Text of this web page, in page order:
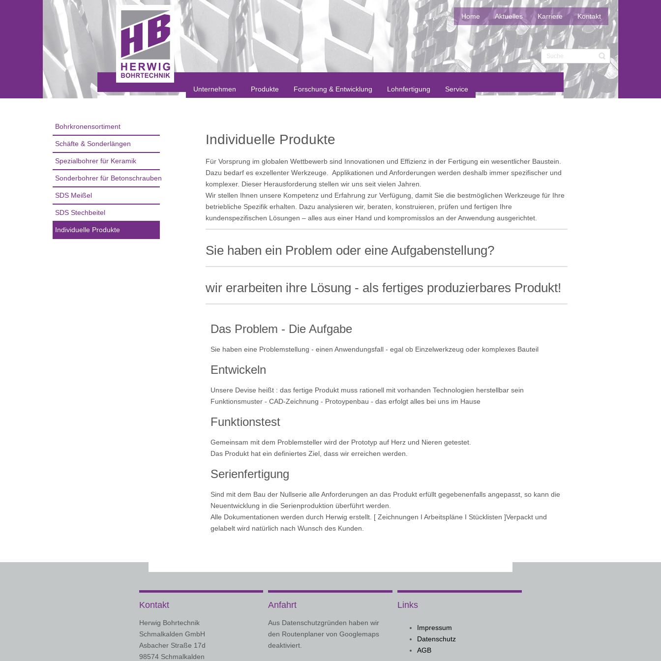
Home Aktuelles Karriere Kontakt
Unternehmen Produkte Forschung & Entwicklung Lohnfertigung Service
Bohrkronensortiment
Schäfte & Sonderlängen
Spezialbohrer für Keramik
Sonderbohrer für Betonschrauben
SDS Meißel
SDS Stechbeitel
Individuelle Produkte
Individuelle Produkte
Für Vorsprung im globalen Wettbewerb sind Innovationen und Effizienz in der Fertigung ein wesentlicher Baustein.
Dazu bedarf es exzellenter Werkzeuge. Applikationen und Anforderungen werden deshalb immer spezifischer und
komplexer. Dieser Herausforderung stellen wir uns seit vielen Jahren.
Wir stellen Ihnen unsere Kompetenz und Erfahrung zur Verfügung, damit Sie die bestmöglichen Werkzeuge für Ihre
betriebliche Spezifik erhalten. Dazu analysieren wir, beraten, konstruieren, prüfen und fertigen Ihre
kundenspezifischen Lösungen – alles aus einer Hand und kompromisslos an der Anwendung ausgerichtet.
Sie haben ein Problem oder eine Aufgabenstellung?
wir erarbeiten ihre Lösung - als fertiges produzierbares Produkt!
Das Problem - Die Aufgabe
Sie haben eine Problemstellung - einen Anwendungsfall - egal ob Einzelwerkzeug oder komplexes Bauteil
Entwickeln
Unsere Devise heißt : das fertige Produkt muss rationell mit vorhanden Technologien herstellbar sein
Funktionsmuster - CAD-Zeichnung - Protoypenbau - das erfolgt alles bei uns im Hause
Funktionstest
Gemeinsam mit dem Problemsteller wird der Prototyp auf Herz und Nieren getestet.
Das Produkt hat ein definiertes Ziel, dass wir erreichen werden.
Serienfertigung
Sind mit dem Bau der Nullserie alle Anforderungen an das Produkt erfüllt gegebenenfalls angepasst, so kann die
Neuentwicklung in die Serienproduktion überführt werden.
Alle Dokumentationen werden durch Herwig erstellt. [ Zeichnungen I Arbeitspläne I Stücklisten ]Verpackt und
gelabelt wird natürlich nach Wunsch des Kunden.
Kontakt
Herwig Bohrtechnik
Schmalkalden GmbH
Asbacher Straße 17d
98574 Schmalkalden
Anfahrt
Aus Datenschutzgründen haben wir
den Routenplaner von Googlemaps
deaktiviert.
Links
Impressum
Datenschutz
AGB